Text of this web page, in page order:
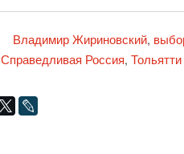
Владимир Жириновский,
Справедливая Россия, Тольятти